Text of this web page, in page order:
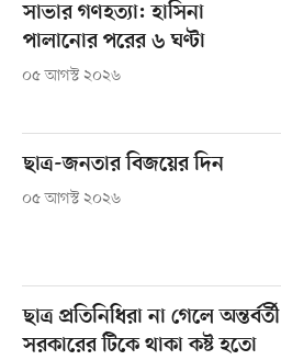
সাভার গণহত্যা: হাসিনা
পালানোর পরের ৬ ঘণ্টা
০৫ আগস্ট ২০২৬
ছাত্র-জনতার বিজয়ের দিন
০৫ আগস্ট ২০২৬
ছাত্র প্রতিনিধিরা না গেলে অন্তর্বর্তী
সরকারের টিকে থাকা কষ্ট হতো